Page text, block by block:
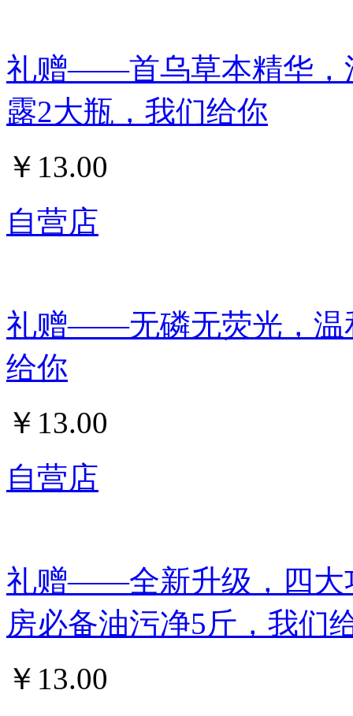
礼赠——首乌草本精华，
露2大瓶，我们给你
￥ 13.00
自营店
礼赠——无磷无荧光，温
给你
￥ 13.00
自营店
礼赠——全新升级，四大
房必备油污净5斤，我们
￥ 13.00